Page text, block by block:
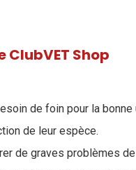
Shop
de foin pour la
de leur espèce.
de graves problèmes